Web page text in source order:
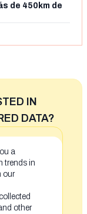
de 450km de
IN
DATA?
a
trends in
our
other